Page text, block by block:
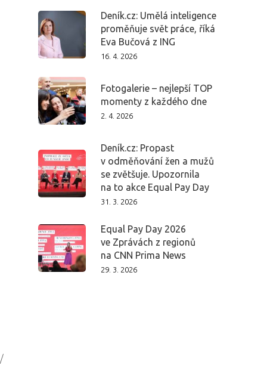
Deník.cz: Umělá inteligence
proměňuje svět práce, říká
Eva Bučová z ING
16. 4. 2026
Fotogalerie – nejlepší TOP
momenty z každého dne
2. 4. 2026
Deník.cz: Propast
v odměňování žen a mužů
se zvětšuje. Upozornila
na to akce Equal Pay Day
31. 3. 2026
Equal Pay Day 2026
ve Zprávách z regionů
na CNN Prima News
29. 3. 2026
/
Domů
Program 27.3.
Dopad
Aktuality
Partneři
Vstupenky